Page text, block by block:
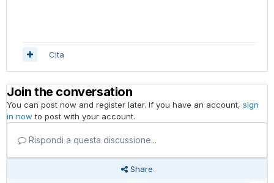
Cita
Join the conversation
You can post now and register later. If you have an account, sign
in now to post with your account.
Rispondi a questa discussione...
Share